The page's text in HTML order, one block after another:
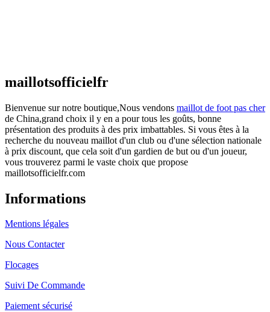
maillotsofficielfr
Bienvenue sur notre boutique,Nous vendons maillot de foot pas cher
de China,grand choix il y en a pour tous les goûts, bonne
présentation des produits à des prix imbattables. Si vous êtes à la
recherche du nouveau maillot d'un club ou d'une sélection nationale
à prix discount, que cela soit d'un gardien de but ou d'un joueur,
vous trouverez parmi le vaste choix que propose
maillotsofficielfr.com
Informations
Mentions légales
Nous Contacter
Flocages
Suivi De Commande
Paiement sécurisé